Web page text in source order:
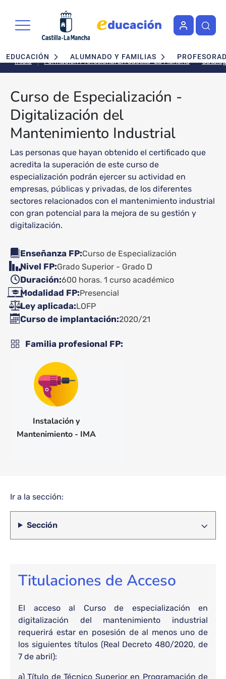
Navegación principal
EDUCACIÓN ALUMNADO Y FAMILIAS
Inicio Formación Profesional En Castilla-La Mancha
Curso de Especialización -
Digitalización del
Mantenimiento Industrial
Las personas que hayan obtenido el certificado que
acredita la superación de este curso de
especialización podrán ejercer su actividad en
empresas, públicas y privadas, de los diferentes
sectores relacionados con el mantenimiento industrial
con gran potencial para la mejora de su gestión y
digitalización.
Enseñanza FP Curso de Especialización
Nivel FP Grado Superior - Grado D
Duración 600 horas. 1 curso académico
Modalidad FP Presencial
Ley aplicada LOFP
Curso de implantación 2020/21
Familia profesional FP
Instalación y
Mantenimiento - IMA
Ir a la sección:
Sección
Titulaciones de Acceso
El acceso al Curso de especialización en
digitalización del mantenimiento industrial
requerirá estar en posesión de al menos uno de
los siguientes títulos (Real Decreto 480/2020, de
7 de abril):
a) Título de Técnico Superior en Programación de